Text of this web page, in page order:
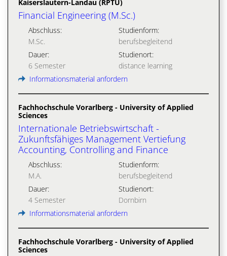
Kaiserslautern-Landau (RPTU)
Financial Engineering (M.Sc.)
Abschluss:
M.Sc.
Studienform:
berufsbegleitend
Dauer:
6 Semester
Studienort:
distance learning
Informationsmaterial anfordern
Fachhochschule Vorarlberg - University of Applied
Sciences
Internationale Betriebswirtschaft -
Zukunftsfähiges Management Vertiefung
Accounting, Controlling and Finance
Abschluss:
M.A.
Studienform:
berufsbegleitend
Dauer:
4 Semester
Studienort:
Dornbirn
Informationsmaterial anfordern
Fachhochschule Vorarlberg - University of Applied
Sciences